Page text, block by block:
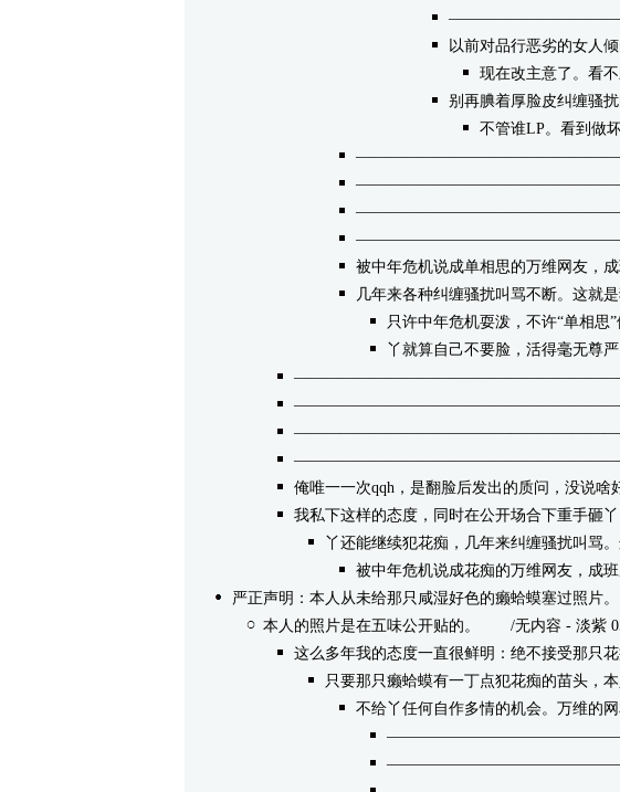
以前对品行恶劣的女人
现在改主意了。看
别再腆着厚脸皮纠缠骚
不管谁LP。看到做
被中年危机说成单相思的万维网友，成
几年来各种纠缠骚扰叫骂不断。这就
只许中年危机耍泼，不许“单相思
丫就算自己不要脸，活得毫无尊
俺唯一一次qqh，是翻脸后发出的质问，没说啥
我私下这样的态度，同时在公开场合下重手砸丫
丫还能继续犯花痴，几年来纠缠骚扰叫骂
被中年危机说成花痴的万维网友，成班
严正声明：本人从未给那只咸湿好色的癞蛤蟆塞过照片。
本人的照片是在五味公开贴的。
/无内容 - 淡紫
这么多年我的态度一直很鲜明：绝不接受那只
只要那只癞蛤蟆有一丁点犯花痴的苗头，
不给丫任何自作多情的机会。万维的